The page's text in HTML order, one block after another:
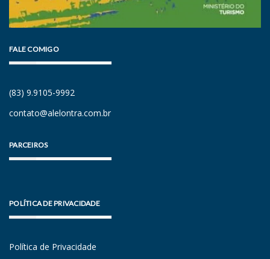
FALE COMIGO
(83) 9.9105-9992
contato@alelontra.com.br
PARCEIROS
POLÍTICA DE PRIVACIDADE
Política de Privacidade